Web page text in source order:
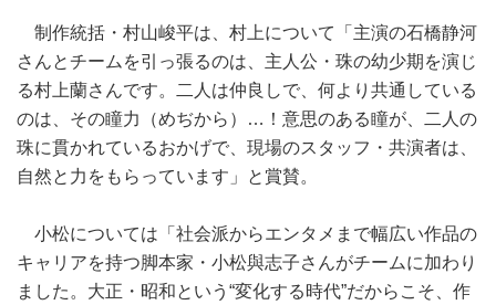
制作統括・村山峻平は、村上について「主演の石橋静河
さんとチームを引っ張るのは、主人公・珠の幼少期を演じ
る村上蘭さんです。二人は仲良しで、何より共通している
のは、その瞳力（めぢから）…！意思のある瞳が、二人の
珠に貫かれているおかげで、現場のスタッフ・共演者は、
自然と力をもらっています」と賞賛。
小松については「社会派からエンタメまで幅広い作品の
キャリアを持つ脚本家・小松與志子さんがチームに加わり
ました。大正・昭和という“変化する時代”だからこそ、作